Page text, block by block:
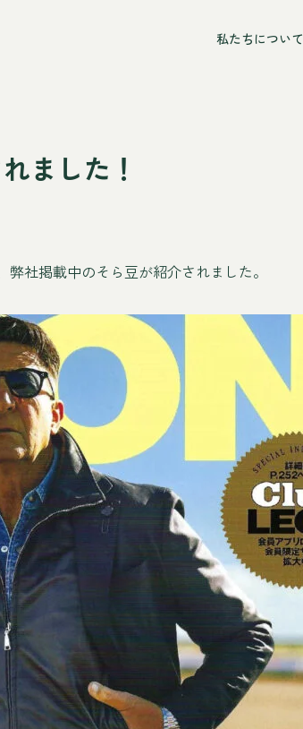
私たちについて
ました！
社掲載中のそら豆が紹介されました。